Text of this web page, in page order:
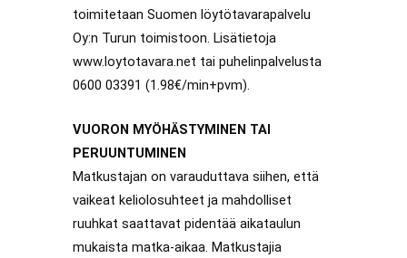
toimitetaan Suomen löytötavarapalvelu
Oy:n Turun toimistoon. Lisätietoja
www.loytotavara.net tai puhelinpalvelusta
0600 03391 (1.98€/min+pvm).
VUORON MYÖHÄSTYMINEN TAI
PERUUNTUMINEN
Matkustajan on varauduttava siihen, että
vaikeat keliolosuhteet ja mahdolliset
ruuhkat saattavat pidentää aikataulun
mukaista matka-aikaa. Matkustajia